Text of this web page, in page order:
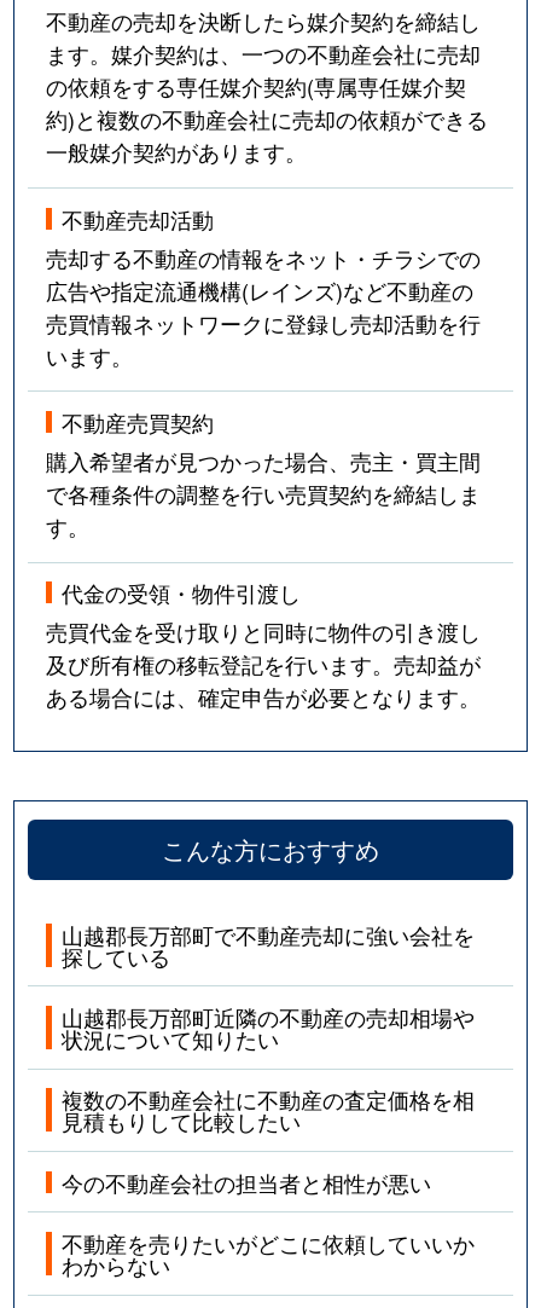
不動産の売却を決断したら媒介契約を締結し
ます。媒介契約は、一つの不動産会社に売却
の依頼をする専任媒介契約(専属専任媒介契
約)と複数の不動産会社に売却の依頼ができる
一般媒介契約があります。
不動産売却活動
売却する不動産の情報をネット・チラシでの
広告や指定流通機構(レインズ)など不動産の
売買情報ネットワークに登録し売却活動を行
います。
不動産売買契約
購入希望者が見つかった場合、売主・買主間
で各種条件の調整を行い売買契約を締結しま
す。
代金の受領・物件引渡し
売買代金を受け取りと同時に物件の引き渡し
及び所有権の移転登記を行います。売却益が
ある場合には、確定申告が必要となります。
こんな方におすすめ
山越郡長万部町で不動産売却に強い会社を
探している
山越郡長万部町近隣の不動産の売却相場や
状況について知りたい
複数の不動産会社に不動産の査定価格を相
見積もりして比較したい
今の不動産会社の担当者と相性が悪い
不動産を売りたいがどこに依頼していいか
わからない